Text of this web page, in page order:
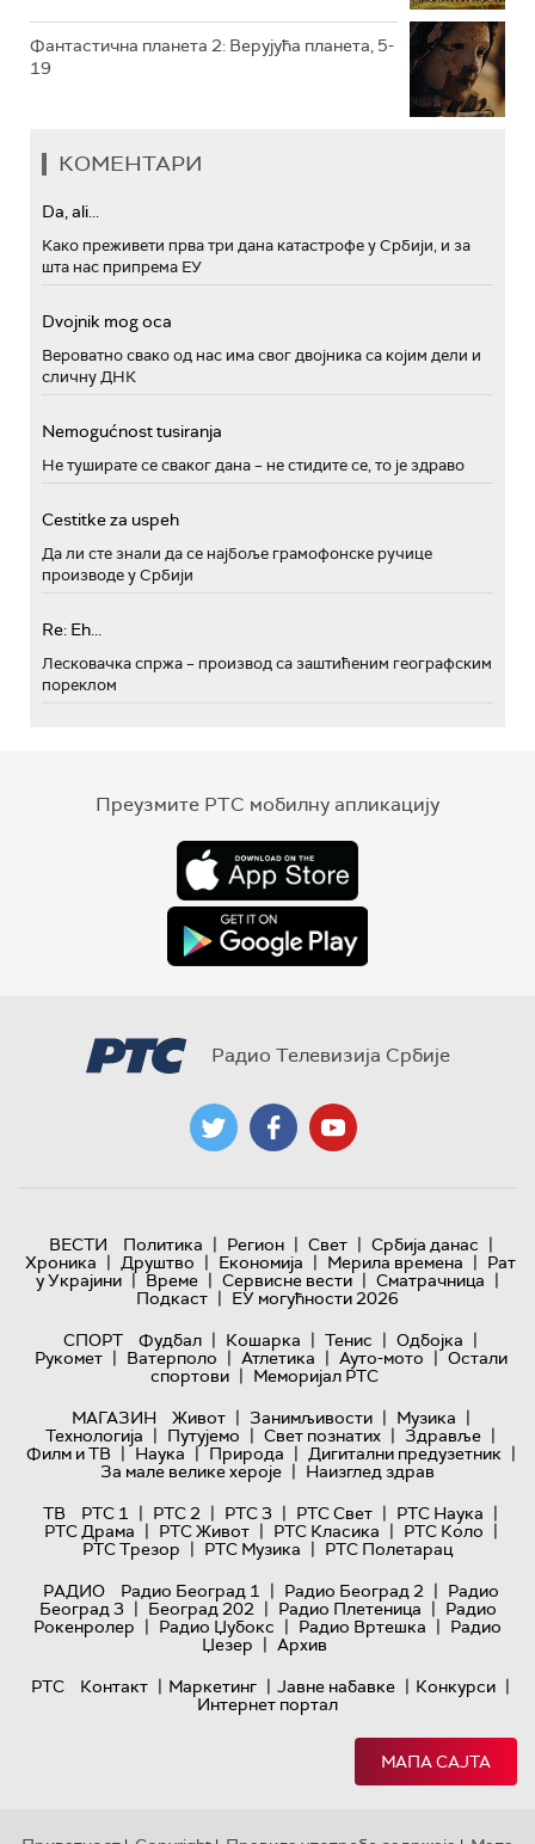
Фантастична планета 2: Верујућа планета, 5-
19
КОМЕНТАРИ
Da, ali...
Како преживети прва три дана катастрофе у Србији, и за
шта нас припрема ЕУ
Dvojnik mog oca
Вероватно свако од нас има свог двојника са којим дели и
сличну ДНК
Nemogućnost tusiranja
Не туширате се сваког дана – не стидите се, то је здраво
Cestitke za uspeh
Да ли сте знали да се најбоље грамофонске ручице
производе у Србији
Re: Eh...
Лесковачка спржа – производ са заштићеним географским
пореклом
Преузмите РТС мобилну апликацију
Радио Телевизија Србије
ВЕСТИ Политика | Регион | Свет | Србија данас |
Хроника | Друштво | Економија | Мерила времена | Рат
у Украјини | Време | Сервисне вести | Сматрачница |
Подкаст | ЕУ могућности 2026
СПОРТ
Фудбал | Кошарка | Тенис | Одбојка |
Рукомет | Ватерполо | Атлетика | Ауто-мото | Остали
спортови | Меморијал РТС
МАГАЗИН
Живот | Занимљивости | Музика |
Технологијa | Путујемо | Свет познатих | Здравље |
Филм и ТВ | Наука | Природа | Дигитални предузетник |
За мале велике хероје | Наизглед здрав
ТВ
РТС 1 | РТС 2 | РТС 3 | РТС Свет | РТС Наука |
РТС Драма | РТС Живот | РТС Класика | РТС Коло |
РТС Трезор | РТС Музика | РТС Полетарац
РАДИО
Радио Београд 1 | Радио Београд 2 | Радио
Београд 3 | Београд 202 | Радио Плетеница | Радио
Рокенролер | Радио Џубокс | Радио Вртешка | Радио
Џезер | Архив
РТС
Контакт | Маркетинг | Јавне набавке | Конкурси |
Интернет портал
МАПА САЈТА